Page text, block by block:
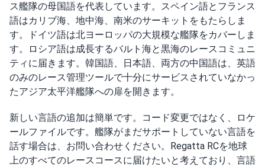
ス艦隊の母国語を代表しています。スペイン語とフランス
語はカリブ海、地中海、南米のサーキットをもたらしま
す。ドイツ語は北ヨーロッパの大規模な艦隊をカバーしま
す。ロシア語は成長するバルト海と黒海のレースコミュニ
ティに届きます。韓国語、日本語、両方の中国語は、英語
のみのレース管理ツールで十分にサービスされていなかっ
たアジア太平洋艦隊への扉を開きます。
新しい言語の追加は簡単です。コード変更ではなく、ロケ
ールファイルです。艦隊がまだサポートしていない言語を
話す場合は、お問い合わせください。Regatta RCを地球
上のすべてのレースコースに届けたいと考えており、言語